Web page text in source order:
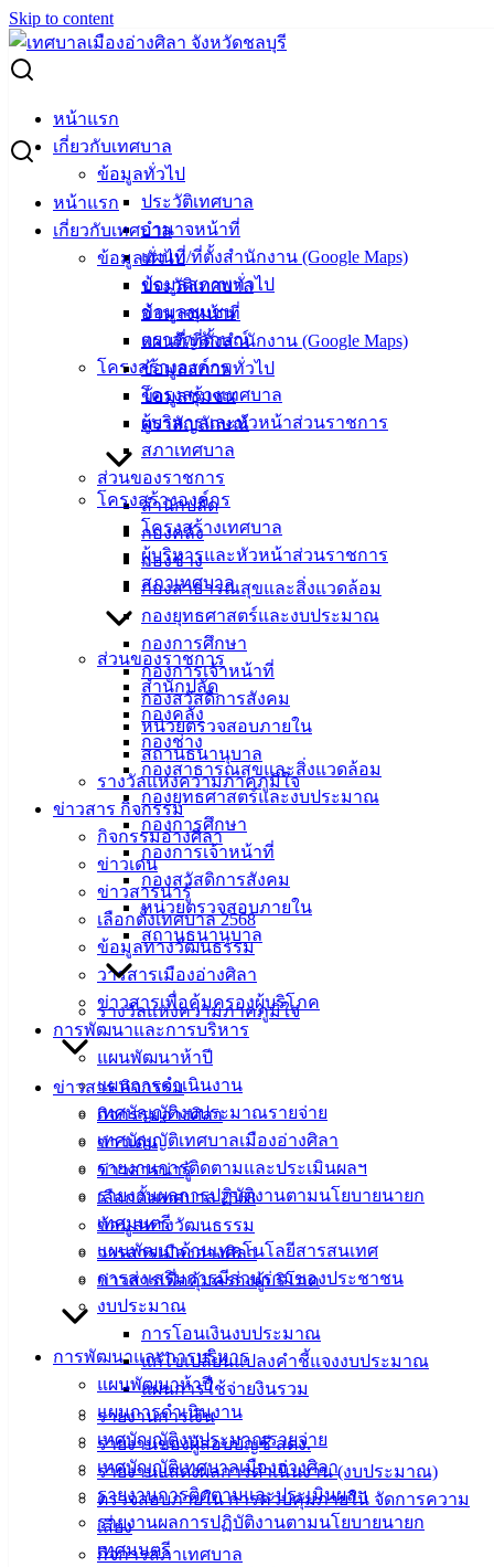
Skip to content
หน้าแรก
เกี่ยวกับเทศบาล
ข้อมูลทั่วไป
ประวัติเทศบาล
อำนาจหน้าที่
แผนที่/ที่ตั้งสำนักงาน (Google Maps)
ข้อมูลสภาพทั่วไป
ข้อมูลชุมชน
ตราสัญลักษณ์
โครงสร้างองค์กร
โครงสร้างเทศบาล
ผู้บริหารและหัวหน้าส่วนราชการ
สภาเทศบาล
ส่วนของราชการ
สำนักปลัด
กองคลัง
กองช่าง
กองสาธารณสุขและสิ่งแวดล้อม
กองยุทธศาสตร์และงบประมาณ
กองการศึกษา
กองการเจ้าหน้าที่
กองสวัสดิการสังคม
หน่วยตรวจสอบภายใน
สถานธนานุบาล
รางวัลแห่งความภาคภูมิใจ
ข่าวสาร กิจกรรม
กิจกรรมอ่างศิลา
ข่าวเด่น
ข่าวสารน่ารู้
เลือกตั้งเทศบาล 2568
ข้อมูลทางวัฒนธรรม
วารสารเมืองอ่างศิลา
ข่าวสารเพื่อคุ้มครองผู้บริโภค
การพัฒนาและการบริหาร
แผนพัฒนาห้าปี
แผนการดำเนินงาน
เทศบัญญัติงบประมาณรายจ่าย
เทศบัญญัติเทศบาลเมืองอ่างศิลา
รายงานการติดตามและประเมินผลฯ
รายงานผลการปฏิบัติงานตามนโยบายนายก
เทศมนตรี
แผนพัฒนาด้านเทคโนโลยีสารสนเทศ
การส่งเสริมการมีส่วนร่วมของประชาชน
งบประมาณ
การโอนเงินงบประมาณ
แก้ไขเปลี่ยนแปลงคำชี้แจงงบประมาณ
แผนการใช้จ่ายงินรวม
รายงานการเงิน
รายงานของผู้สอบบัญชี สตง.
รายงานแสดงผลการดำเนินงาน (งบประมาณ)
ตรวจสอบภายใน การควบคุมภายใน จัดการความ
เสี่ยง
กิจการสภาเทศบาล
หน้าแรก
เกี่ยวกับเทศบาล
ข้อมูลทั่วไป
ประวัติเทศบาล
อำนาจหน้าที่
แผนที่/ที่ตั้งสำนักงาน (Google Maps)
ข้อมูลสภาพทั่วไป
ข้อมูลชุมชน
ตราสัญลักษณ์
โครงสร้างองค์กร
โครงสร้างเทศบาล
ผู้บริหารและหัวหน้าส่วนราชการ
สภาเทศบาล
ส่วนของราชการ
สำนักปลัด
กองคลัง
กองช่าง
กองสาธารณสุขและสิ่งแวดล้อม
กองยุทธศาสตร์และงบประมาณ
กองการศึกษา
กองการเจ้าหน้าที่
กองสวัสดิการสังคม
หน่วยตรวจสอบภายใน
สถานธนานุบาล
รางวัลแห่งความภาคภูมิใจ
ข่าวสาร กิจกรรม
กิจกรรมอ่างศิลา
ข่าวเด่น
ข่าวสารน่ารู้
เลือกตั้งเทศบาล 2568
ข้อมูลทางวัฒนธรรม
วารสารเมืองอ่างศิลา
ข่าวสารเพื่อคุ้มครองผู้บริโภค
การพัฒนาและการบริหาร
แผนพัฒนาห้าปี
แผนการดำเนินงาน
เทศบัญญัติงบประมาณรายจ่าย
เทศบัญญัติเทศบาลเมืองอ่างศิลา
รายงานการติดตามและประเมินผลฯ
รายงานผลการปฏิบัติงานตามนโยบายนายก
เทศมนตรี
Search for:
ผู้ชนะการเสนอราคา ซื้อวัสดุยานพาหนะและขนส่ง ทะเบียน 2
กญ 3692
ผู้ชนะการเสนอราคา ซื้อวัสดุยานพาหนะ
และขนส่ง ทะเบียน 2 กญ 3692
กุมภาพันธ์ 28, 2024 กุมภาพันธ์ 28, 2024
ประกาศผู้ชนะ
ซื้อวัสดุยานพาหนะและขนส่ง ทะเบียน 2 กญ 3692
เทศบาล
เมืองอ่าง
สำนักงาน
เทศบาลเมือง
อ่างศิลา 90/338
อ.เมือง จ.ชลบุรี
038-
142-100-104
บริการ
ประชาชน